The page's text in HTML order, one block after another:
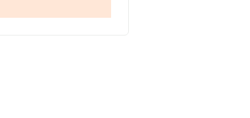
mil euros. Respecto a